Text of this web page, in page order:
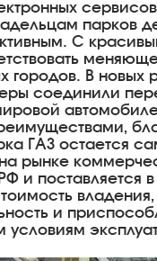
парков
C
городов. В новых
соединили
ГАЗ остается
рынке
и поставляется
и
условиям